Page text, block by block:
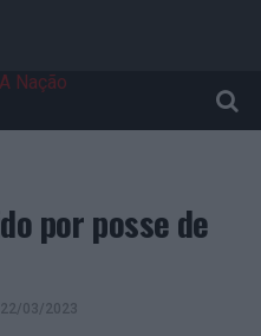
por posse de
22/03/2023